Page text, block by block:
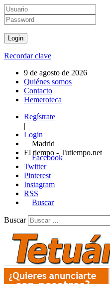
Recordar clave
9 de agosto de 2026
Quiénes somos
Contacto
Hemeroteca
Regístrate
|
Login
Madrid
El tiempo - Tutiempo.net
Facebook
Twitter
Pinterest
Instagram
RSS
Buscar
Buscar